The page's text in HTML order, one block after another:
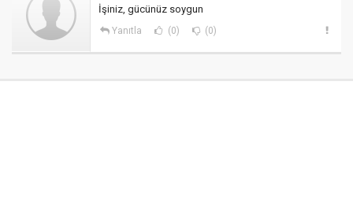
İşiniz, gücünüz soygun
Yanıtla (0) (0)